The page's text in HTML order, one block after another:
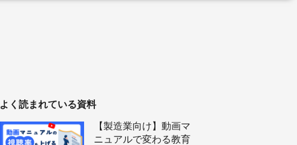
よく読まれている資料
【製造業向け】動画マ
ニュアルで変わる教育